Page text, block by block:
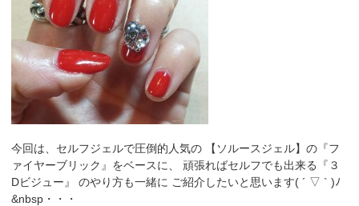
今回は、セルフジェルで圧倒的人気の 【ソルースジェル】の『フ
ァイヤーブリック』をベースに、 頑張ればセルフでも出来る『３
Dビジュー』 のやり方も一緒に ご紹介したいと思います( ´ ▽ ` )ﾉ
&nbsp・・・